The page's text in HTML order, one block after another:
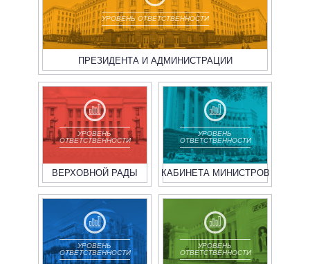
УРОВЕНЬ ОТВЕТСТВЕННОСТИ
ПРЕЗИДЕНТА И АДМИНИСТРАЦИИ
УРОВЕНЬ
ОТВЕТСТВЕННОСТИ
ВЕРХОВНОЙ РАДЫ
УРОВЕНЬ
ОТВЕТСТВЕННОСТИ
КАБИНЕТА МИНИСТРОВ
УРОВЕНЬ
ОТВЕТСТВЕННОСТИ
УРОВЕНЬ
ОТВЕТСТВЕННОСТИ